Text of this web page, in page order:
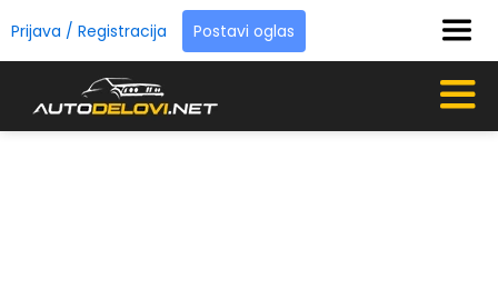
Prijava / Registracija Postavi oglas